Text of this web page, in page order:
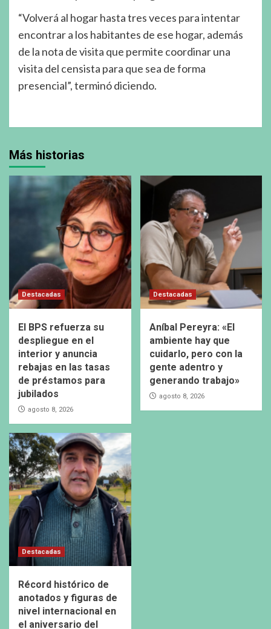
“Volverá al hogar hasta tres veces para intentar
encontrar a los habitantes de ese hogar, además
de la nota de visita que permite coordinar una
visita del censista para que sea de forma
presencial”, terminó diciendo.
Más historias
Destacadas
El BPS refuerza su
despliegue en el
interior y anuncia
rebajas en las tasas
de préstamos para
jubilados
agosto 8, 2026
Destacadas
Aníbal Pereyra: «El
ambiente hay que
cuidarlo, pero con la
gente adentro y
generando trabajo»
agosto 8, 2026
Destacadas
Récord histórico de
anotados y figuras de
nivel internacional en
el aniversario del